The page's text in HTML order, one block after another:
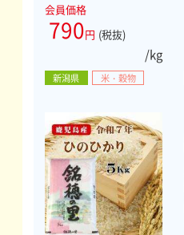
会員価格
790円 (税抜)
/kg
新潟県 米・穀物